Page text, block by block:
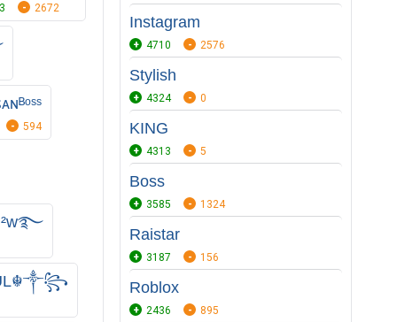
2672
594
Instagram
4710 2576
Stylish
4324 0
KING
4313 5
Boss
3585 1324
Raistar
3187 156
Roblox
2436 895